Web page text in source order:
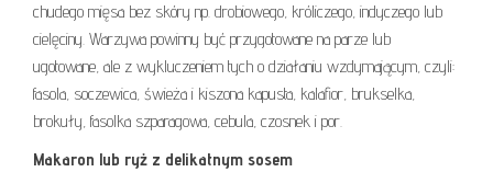
chudego mięsa bez skóry np. drobiowego, króliczego, indyczego lub
cielęciny. Warzywa powinny być przygotowane na parze lub
ugotowane, ale z wykluczeniem tych o działaniu wzdymającym, czyli:
fasola, soczewica, świeża i kiszona kapusta, kalafior, brukselka,
brokuły, fasolka szparagowa, cebula, czosnek i por.
Makaron lub ryż z delikatnym sosem